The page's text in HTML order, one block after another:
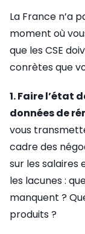
La France n’a
moment où
que les CSE
conrètes que
1. Faire l’état
données de
vous
cadre des
sur les salaires
les lacunes :
manquent ?
produits ?